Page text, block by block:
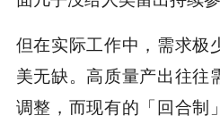
但在实际工作中，需求极
美无缺。高质量产出往往
调整，而现有的「回合制